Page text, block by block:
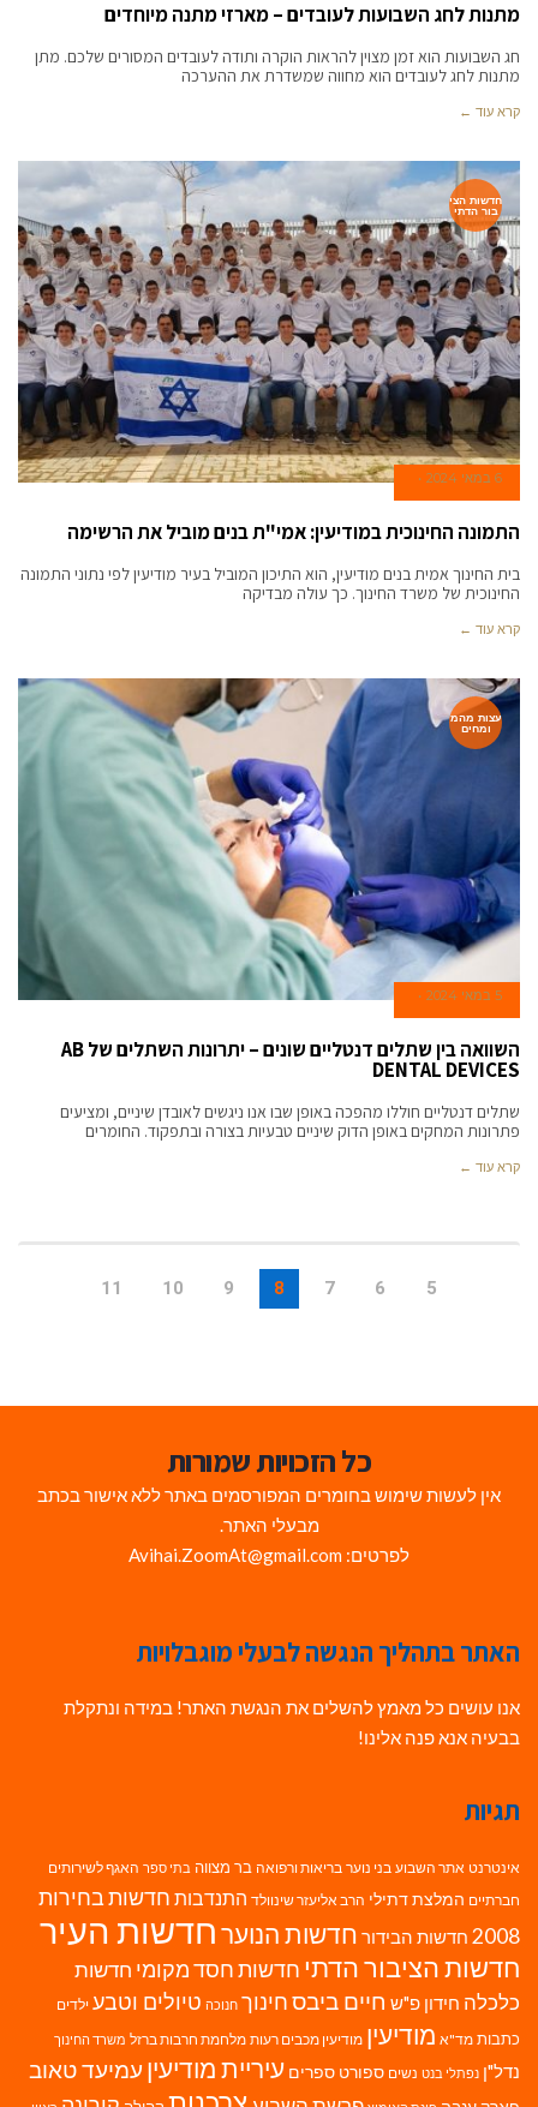
מתנות לחג השבועות לעובדים – מארזי מתנה מיוחדים
חג השבועות הוא זמן מצוין להראות הוקרה ותודה לעובדים המסורים שלכם. מתן
מתנות לחג לעובדים הוא מחווה שמשדרת את ההערכה
קרא עוד ←
חדשות הצי
בור הדתי
6 במאי 2024
התמונה החינוכית במודיעין: אמי"ת בנים מוביל את הרשימה
בית החינוך אמית בנים מודיעין, הוא התיכון המוביל בעיר מודיעין לפי נתוני התמונה
החינוכית של משרד החינוך. כך עולה מבדיקה
קרא עוד ←
עצות מהמ
ומחים
5 במאי 2024
השוואה בין שתלים דנטליים שונים – יתרונות השתלים של AB
DENTAL DEVICES
שתלים דנטליים חוללו מהפכה באופן שבו אנו ניגשים לאובדן שיניים, ומציעים
פתרונות המחקים באופן הדוק שיניים טבעיות בצורה ובתפקוד. החומרים
קרא עוד ←
5
6
7
8
9
10
11
כל הזכויות שמורות
אין לעשות שימוש בחומרים המפורסמים באתר ללא אישור בכתב
מבעלי האתר.
לפרטים: Avihai.ZoomAt@gmail.com
האתר בתהליך הנגשה לבעלי מוגבלויות
אנו עושים כל מאמץ להשלים את הנגשת האתר! במידה ונתקלת
בבעיה אנא פנה אלינו!
תגיות
אינטרנט אתר השבוע בני נוער בריאות ורפואה בר מצווה בתי ספר האגף לשירותים
חברתיים המלצת דתילי הרב אליעזר שינוולד התנדבות חדשות בחירות
2008 חדשות הבידור חדשות הנוערחדשות העיר
חדשות הציבור הדתי חדשות חסד מקומי חדשות
כלכלה חידון פ"ש חיים ביבסחינוך חנוכה טיולים וטבע ילדים
כתבות מד"א מודיעין מודיעין מכבים רעות מלחמת חרבות ברזל משרד החינוך
נדל"ן נפתלי בנט נשים ספורט ספרים עיריית מודיעין עמיעד טאוב